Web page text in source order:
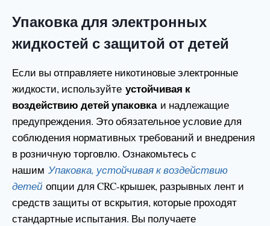
Упаковка для электронных
жидкостей с защитой от детей
Если вы отправляете никотиновые электронные
жидкости, используйте устойчивая к
воздействию детей упаковкаи надлежащие
предупреждения. Это обязательное условие для
соблюдения нормативных требований и внедрения
в розничную торговлю. Ознакомьтесь с
нашим Упаковка, устойчивая к воздействию
детей опции для CRC-крышек, разрывных лент и
средств защиты от вскрытия, которые проходят
стандартные испытания. Вы получаете